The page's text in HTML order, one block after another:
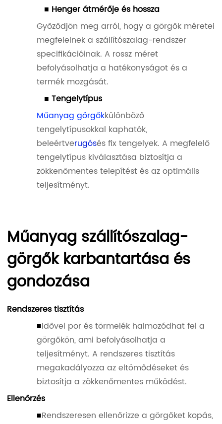
■ Henger átmérője és hossza
Győződjön meg arról, hogy a görgők méretei
megfelelnek a szállítószalag-rendszer
specifikációinak. A rossz méret
befolyásolhatja a hatékonyságot és a
termék mozgását.
■ Tengelytípus
Műanyag görgőkkülönböző
tengelytípusokkal kaphatók,
beleértverugósés fix tengelyek. A megfelelő
tengelytípus kiválasztása biztosítja a
zökkenőmentes telepítést és az optimális
teljesítményt.
Műanyag szállítószalag-
görgők karbantartása és
gondozása
Rendszeres tisztítás
■Idővel por és törmelék halmozódhat fel a
görgőkön, ami befolyásolhatja a
teljesítményt. A rendszeres tisztítás
megakadályozza az eltömődéseket és
biztosítja a zökkenőmentes működést.
Ellenőrzés
■Rendszeresen ellenőrizze a görgőket kopás,